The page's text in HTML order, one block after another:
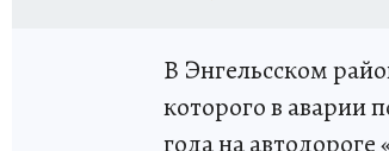
В Энгельсском
которого в аварии
года на